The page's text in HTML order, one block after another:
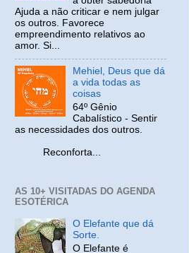
Ajuda a não criticar e nem julgar
os outros. Favorece
empreendimento relativos ao
amor. Si...
Mehiel, Deus que dá
a vida todas as
coisas
64º Gênio
Cabalístico - Sentir
as necessidades dos outros.
Reconforta...
AS 10+ VISITADAS DO AGENDA
ESOTÉRICA
O Elefante que dá
Sorte.
O Elefante é